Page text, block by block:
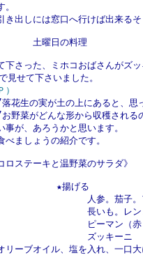
き出しには窓口へ行けば出来る
料理
下さった、ミホコおばさんがズ
花生の実が土の上にあると、思
野菜がどんな形から収穫される
が、あろうかと思います。
ましょうの紹介です。
キと温野菜のサラダ》
　　　　　★揚げる
　　　　　　人参。茄子。
　　　　　　長いも。レン
　　　　　　ピーマン（赤
　　　　　　　ズッキーニ
リーブオイル、塩を入れ、一口